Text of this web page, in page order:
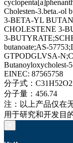
Cholesten-3.beta.-ol
3-BETA-YL
CHOLESTENE 3-
3-
butanoate;AS-
GTPODGLVSA-
Butanoyloxycholest-
EINEC: 87565758
分子式： C31H52O2
分子量： 456.74
注：以上产品仅在
用于研究和开发目的